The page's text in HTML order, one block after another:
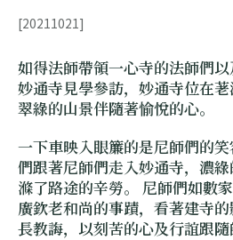
[20211021]
如得法師帶領一心寺的法師們
妙通寺見學參訪，妙通寺位在
翠綠的山景伴隨著愉悅的心。
一下車映入眼簾的是尼師們的
們跟著尼師們走入妙通寺，濃
滌了路途的辛勞。 尼師們如數
廣欽老和尚的事蹟，看著建寺
長教誨，以刻苦的心及行誼跟隨